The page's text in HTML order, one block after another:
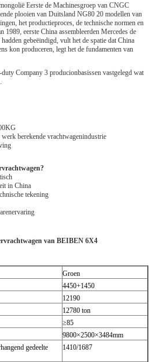
Eerste de Machinesgroep van CNGC
plooien van Duitsland NG80 20 modellen van
het productieproces, de technische normen en
1989, eerste China assembleerden Mercedes de
gebeëindigd, vult het de spatie dat China
kon produceren, legt het de fundamenten van
Company 3 producionbasissen vastgelegd wat
berekende vrachtwagenindustrie
in China
tekening
van BEIBEN 6X4
Groen
4450+1450
12190
12780 ton
≥85
9800×2500×3484mm
gedeelte
1410/1687